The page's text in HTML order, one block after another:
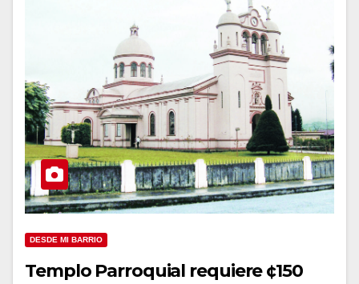
DESDE MI BARRIO
Templo Parroquial requiere ¢150